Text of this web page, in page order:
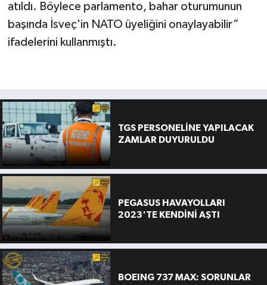
atıldı. Böylece parlamento, bahar oturumunun
başında İsveç'in NATO üyeliğini onaylayabilir”
ifadelerini kullanmıştı.
TGS PERSONELİNE YAPILACAK
ZAMLAR DUYURULDU
PEGASUS HAVAYOLLARI
2023'TE KENDİNİ AŞTI
BOEING 737 MAX: SORUNLAR